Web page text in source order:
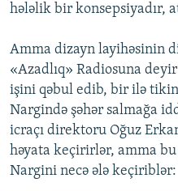
hələlik bir konsepsiyadır,
Amma dizayn layihəsinin
«Azadlıq» Radiosuna
işini qəbul edib, bir ilə
Nargində şəhər salmağa
icraçı direktoru Oğuz
həyata keçirirlər, amma bu
Nargini necə ələ keçiriblər: